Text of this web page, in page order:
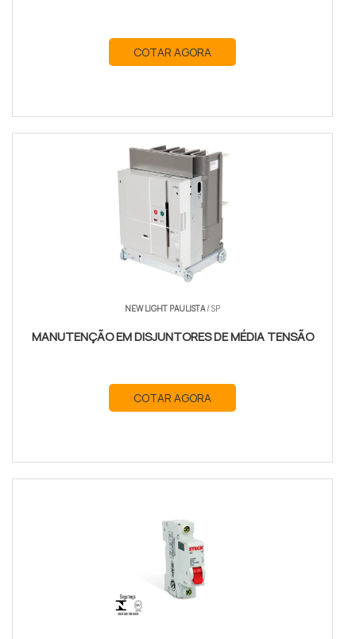
COTAR AGORA
NEW LIGHT PAULISTA/ SP
MANUTENÇÃO EM DISJUNTORES DE MÉDIA TENSÃO
COTAR AGORA